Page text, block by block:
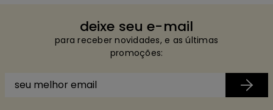
deixe seu e-mail
para receber novidades, e as últimas
promoções: